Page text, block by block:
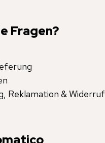
Fragen?
Reklamation & Widerruf